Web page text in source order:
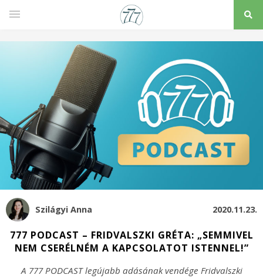
Szilágyi Anna 2020.11.23.
777 PODCAST – FRIDVALSZKI GRÉTA: „SEMMIVEL
NEM CSERÉLNÉM A KAPCSOLATOT ISTENNEL!”
A 777 PODCAST legújabb adásának vendége Fridvalszki